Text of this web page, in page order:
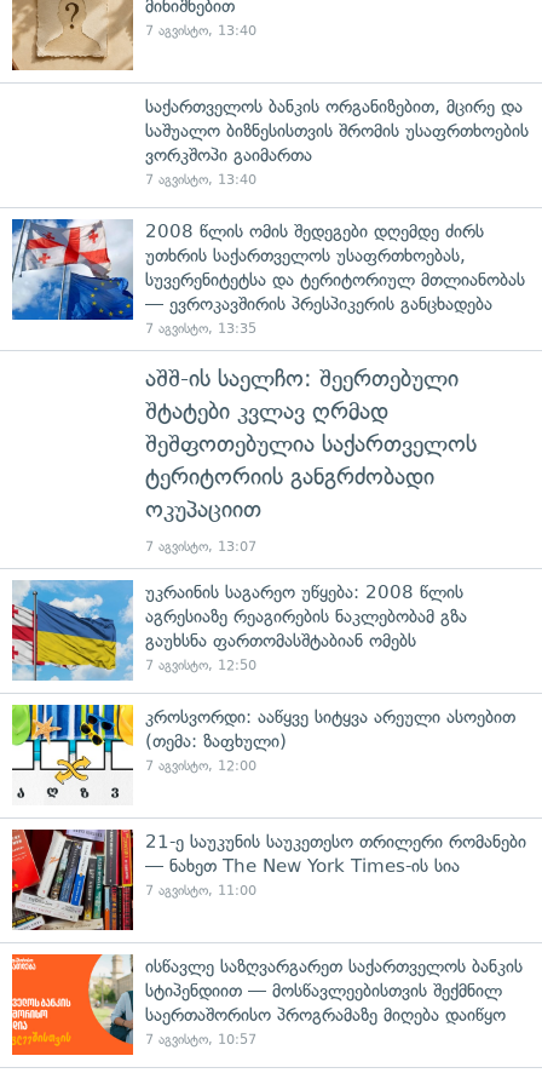
მინიშნებით
7 აგვისტო, 13:40
საქართველოს ბანკის ორგანიზებით, მცირე და
საშუალო ბიზნესისთვის შრომის უსაფრთხოების
ვორკშოპი გაიმართა
7 აგვისტო, 13:40
2008 წლის ომის შედეგები დღემდე ძირს
უთხრის საქართველოს უსაფრთხოებას,
სუვერენიტეტსა და ტერიტორიულ მთლიანობას
— ევროკავშირის პრესპიკერის განცხადება
7 აგვისტო, 13:35
აშშ-ის საელჩო: შეერთებული
შტატები კვლავ ღრმად
შეშფოთებულია საქართველოს
ტერიტორიის განგრძობადი
ოკუპაციით
7 აგვისტო, 13:07
უკრაინის საგარეო უწყება: 2008 წლის
აგრესიაზე რეაგირების ნაკლებობამ გზა
გაუხსნა ფართომასშტაბიან ომებს
7 აგვისტო, 12:50
კროსვორდი: ააწყვე სიტყვა არეული ასოებით
(თემა: ზაფხული)
7 აგვისტო, 12:00
21-ე საუკუნის საუკეთესო თრილერი რომანები
— ნახეთ The New York Times-ის სია
7 აგვისტო, 11:00
ისწავლე საზღვარგარეთ საქართველოს ბანკის
სტიპენდიით — მოსწავლეებისთვის შექმნილ
საერთაშორისო პროგრამაზე მიღება დაიწყო
7 აგვისტო, 10:57